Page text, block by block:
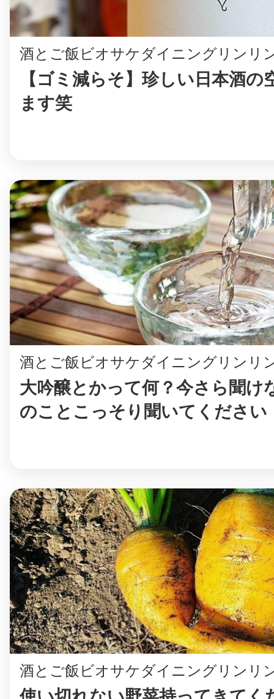
酒とご飯ビオサケダイニングリンリ
【ゴミ減らそ】珍しい日本酒の
ます笑
酒とご飯ビオサケダイニングリンリ
大吟醸とかって何？今さら聞け
のことこっそり聞いてください
酒とご飯ビオサケダイニングリンリ
滋賀県
まちのコイン
お知らせ
ヘルプ
お問い合わせ
プライバシーポ
©︎ KAYAC Inc.All